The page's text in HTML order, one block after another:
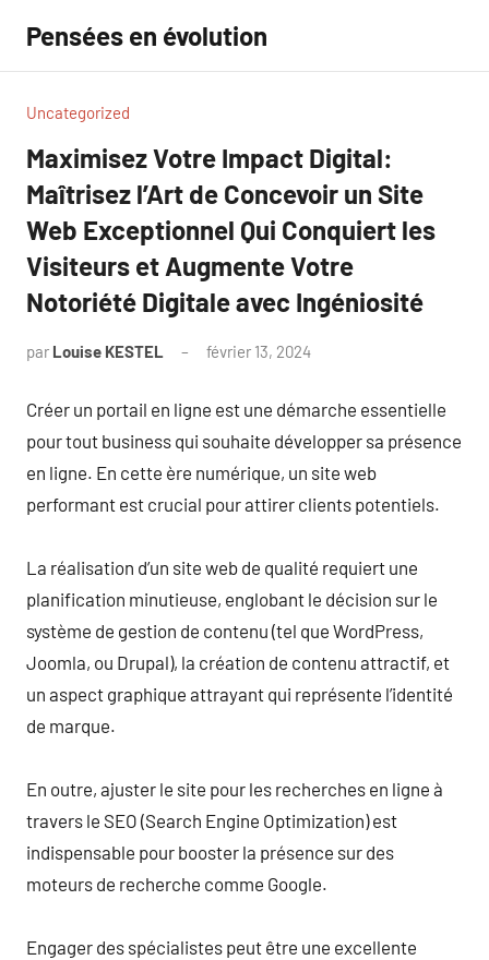
contenu
Pensées en évolution
Uncategorized
Maximisez Votre Impact Digital:
Maîtrisez l’Art de Concevoir un Site
Web Exceptionnel Qui Conquiert les
Visiteurs et Augmente Votre
Notoriété Digitale avec Ingéniosité
par Louise KESTEL février 13, 2024
Créer un portail en ligne est une démarche essentielle
pour tout business qui souhaite développer sa présence
en ligne. En cette ère numérique, un site web
performant est crucial pour attirer clients potentiels.
La réalisation d’un site web de qualité requiert une
planification minutieuse, englobant le décision sur le
système de gestion de contenu (tel que WordPress,
Joomla, ou Drupal), la création de contenu attractif, et
un aspect graphique attrayant qui représente l’identité
de marque.
En outre, ajuster le site pour les recherches en ligne à
travers le SEO (Search Engine Optimization) est
indispensable pour booster la présence sur des
moteurs de recherche comme Google.
Engager des spécialistes peut être une excellente